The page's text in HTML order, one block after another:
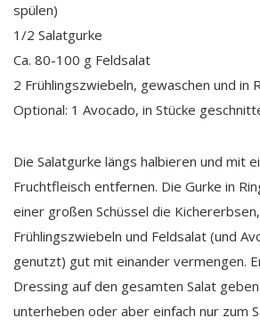
spülen)
1/2 Salatgurke
Ca. 80-100 g Feldsalat
2 Frühlingszwiebeln, gewaschen und in
Optional: 1 Avocado, in Stücke
Die Salatgurke längs halbieren und mit
Fruchtfleisch entfernen. Die Gurke in
einer großen Schüssel die
Frühlingszwiebeln und Feldsalat (und
genutzt) gut mit einander vermengen.
Dressing auf den gesamten Salat
unterheben oder aber einfach nur zum